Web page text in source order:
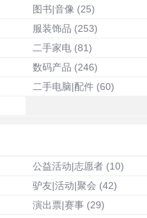
图书|音像 (25)
服装饰品 (253)
二手家电 (81)
数码产品 (246)
二手电脑|配件 (60)
公益活动|志愿者 (10)
驴友|活动|聚会 (42)
演出票|赛事 (29)